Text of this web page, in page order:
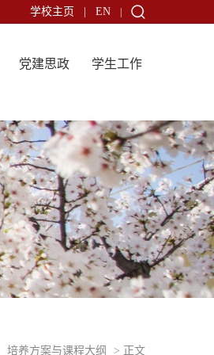
学校主页 EN
党建思政 学生工作
培养方案与课程大纲 > 正文